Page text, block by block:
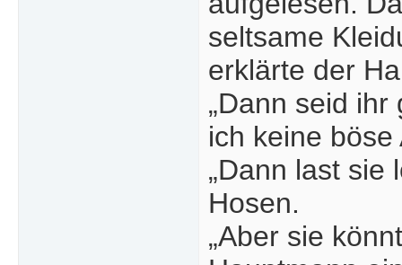
seltsame
erklärte der
„Dann seid
ich keine
„Dann last sie
Hosen.
„Aber sie